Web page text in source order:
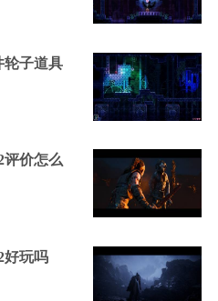
轮子道具
评价怎么
好玩吗